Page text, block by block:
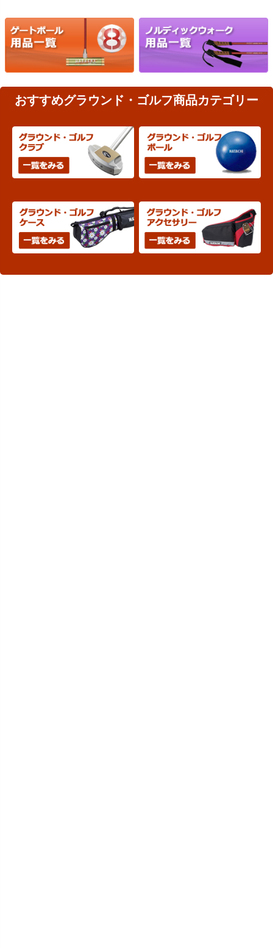
おすすめグラウンド・ゴルフ商品カテゴリー